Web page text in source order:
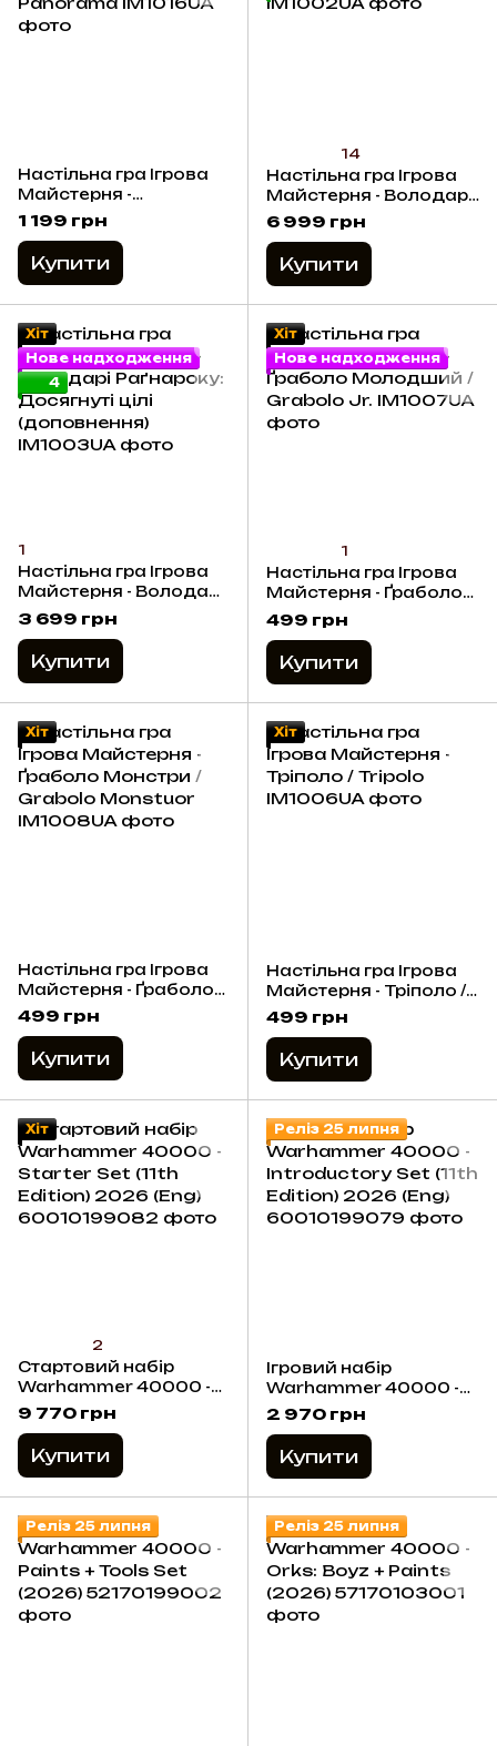
Настільна гра Ігрова
Майстерня -
Панорама / Panorama
1 199 грн
Купити
14
Настільна гра Ігрова
Майстерня - Володарі
Раґнароку
6 999 грн
Купити
Хіт
Нове надходження
4
1
Настільна гра Ігрова
Майстерня - Володарі
Раґнароку: Досягнуті
цілі (доповнення)
3 699 грн
Купити
Хіт
Нове надходження
1
Настільна гра Ігрова
Майстерня - Ґраболо
Молодший / Grabolo
499 грн
Купити
Хіт
Настільна гра Ігрова
Майстерня - Ґраболо
Монстри / Grabolo
Monstuor
499 грн
Купити
Хіт
Настільна гра Ігрова
Майстерня - Тріполо /
Tripolo
499 грн
Купити
Хіт
2
Стартовий набір
Warhammer 40000 -
Starter Set (11th
Edition) 2026 (Eng)
9 770 грн
Купити
Реліз 25 липня
Ігровий набір
Warhammer 40000 -
Introductory Set (11th
Edition) 2026 (Eng)
2 970 грн
Купити
Реліз 25 липня Реліз 25 липня